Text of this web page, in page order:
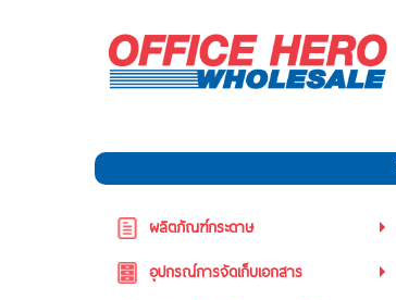
ผลิตภัณฑ์กระดาษ
อุปกรณ์การจัดเก็บเอกสาร